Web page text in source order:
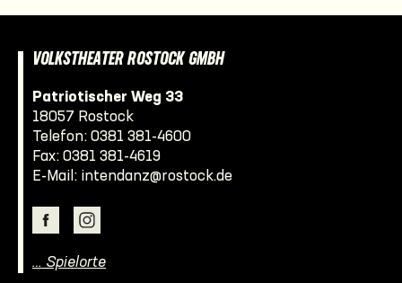
VOLKSTHEATER ROSTOCK GMBH
Patriotischer Weg 33
18057 Rostock
Telefon: 0381 381-4600
Fax: 0381 381-4619
E-Mail: intendanz@rostock.de
… Spielorte